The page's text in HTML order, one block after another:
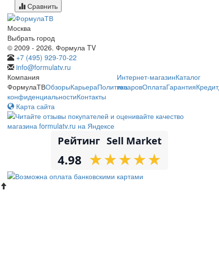
Сравнить
Москва
Выбрать город
© 2009 - 2026. Формула TV
+7 (495) 929-70-22
info@formulatv.ru
Компания
ФормулаТВОбзорыКарьераПолитика
конфиденциальностиКонтакты
Интернет-магазинКаталог
товаровОплатаГарантияКредит
Карта сайта
Рейтинг Sell Market
4.98 ★
★★
★★
★★
★★
★